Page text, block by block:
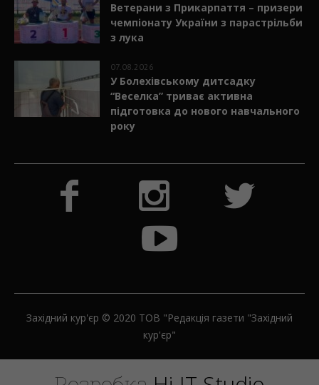
Ветерани з Прикарпаття – призери
чемпіонату України з парастрільби
з лука
07.08.2026
У Болехівському дитсадку
“Веселка” триває активна
підготовка до нового навчального
року
Західний кур'єр © 2020 ТОВ "Редакція газети "Західний
кур'єр"